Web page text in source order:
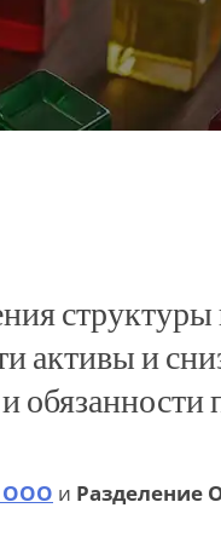
активы и
ООО и Разделение